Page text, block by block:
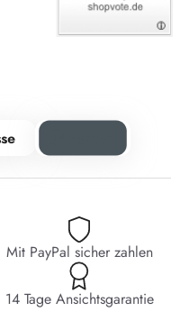
Mit PayPal sicher zahlen
14 Tage Ansichtsgarantie